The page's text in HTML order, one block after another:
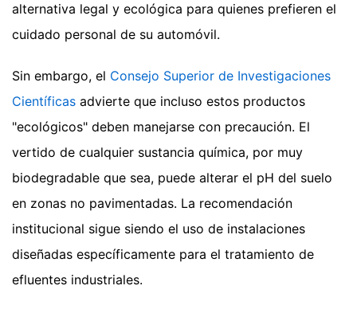
alternativa legal y ecológica para quienes prefieren el
cuidado personal de su automóvil.
Sin embargo, el Consejo Superior de Investigaciones
Científicas advierte que incluso estos productos
"ecológicos" deben manejarse con precaución. El
vertido de cualquier sustancia química, por muy
biodegradable que sea, puede alterar el pH del suelo
en zonas no pavimentadas. La recomendación
institucional sigue siendo el uso de instalaciones
diseñadas específicamente para el tratamiento de
efluentes industriales.